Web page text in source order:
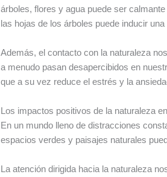
árboles, flores y agua puede ser
las hojas de los árboles puede inducir
Además, el contacto con la naturaleza
a menudo pasan desapercibidos en
que a su vez reduce el estrés y la
Los impactos positivos de la naturaleza
En un mundo lleno de distracciones
espacios verdes y paisajes naturales
La atención dirigida hacia la naturaleza